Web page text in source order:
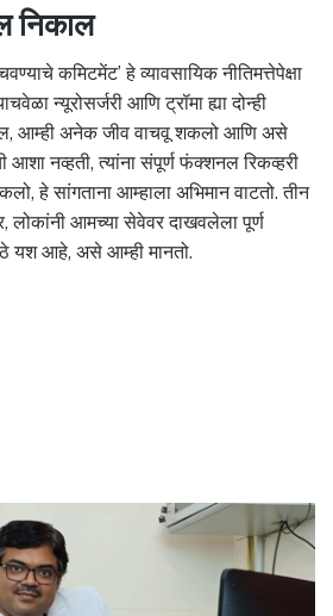
निकाल
कमिटमेंट’ हे व्यावसायिक नीतिमत्तेपेक्षा
न्यूरोसर्जरी आणि ट्रॉमा ह्या दोन्ही
आम्ही अनेक जीव वाचवू शकलो आणि असे
आशा नव्हती, त्यांना संपूर्ण फंक्शनल रिकव्हरी
हे सांगताना आम्हाला अभिमान वाटतो. तीन
लोकांनी आमच्या सेवेवर दाखवलेला पूर्ण
यश आहे, असे आम्ही मानतो.